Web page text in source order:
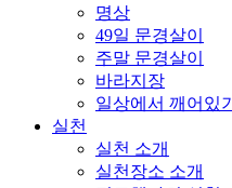
명상
49일 문경살이
주말 문경살이
바라지장
일상에서 깨어있기
실천
실천 소개
실천장소 소개